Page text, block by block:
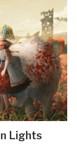
Lights